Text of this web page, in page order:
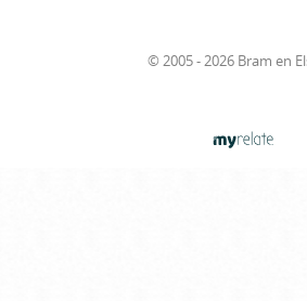
© 2005 - 2026 Bram en